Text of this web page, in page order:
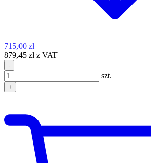
715,00 zł
879,45 zł z VAT
-
szt.
+